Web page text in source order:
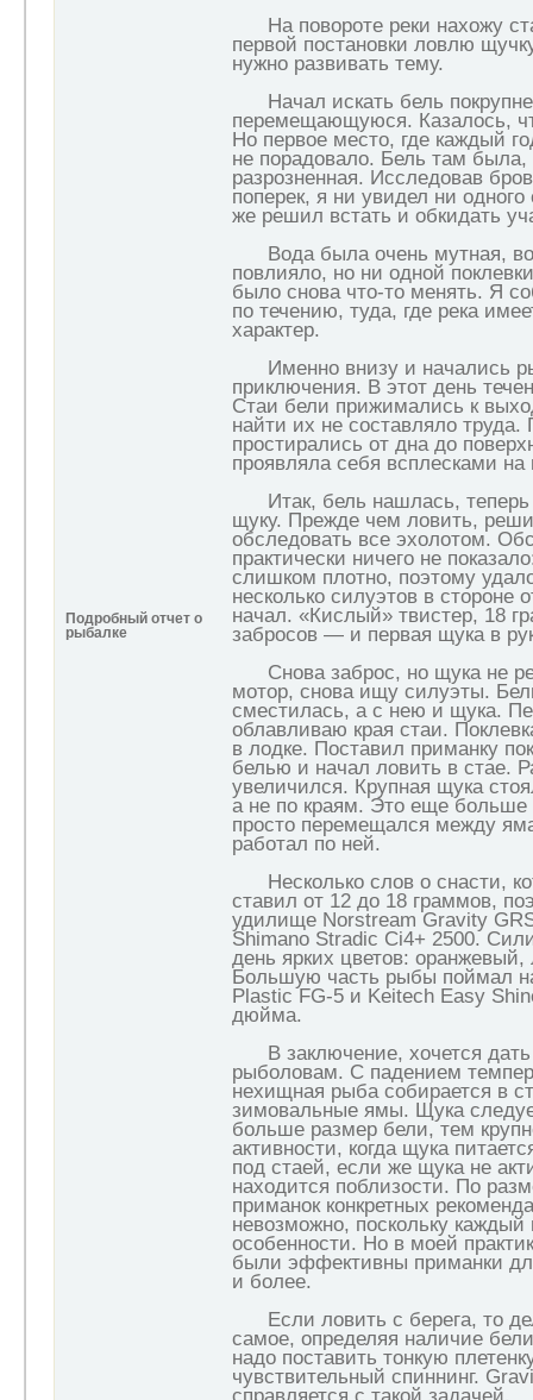
Подробный отчет о
рыбалке
На повороте реки нахожу
первой постановки ловлю
нужно развивать тему.
Начал искать бель
перемещающуюся. Казалось,
Но первое место, где каждый
не порадовало. Бель там была,
разрозненная. Исследовав
поперек, я ни увидел ни
же решил встать и обкидать
Вода была очень мутная,
повлияло, но ни одной
было снова что-то менять. Я
по течению, туда, где река
характер.
Именно внизу и начались
приключения. В этот день
Стаи бели прижимались к
найти их не составляло труда.
простирались от дна до
проявляла себя всплесками на
Итак, бель нашлась, теперь
щуку. Прежде чем ловить,
обследовать все эхолотом.
практически ничего не
слишком плотно, поэтому
несколько силуэтов в стороне
начал. «Кислый» твистер, 18
забросов — и первая щука в
Снова заброс, но щука не
мотор, снова ищу силуэты.
сместилась, а с нею и щука.
облавливаю края стаи.
в лодке. Поставил приманку
белью и начал ловить в стае.
увеличился. Крупная щука
а не по краям. Это еще больше
просто перемещался между
работал по ней.
Несколько слов о снасти,
ставил от 12 до 18 граммов,
удилище Norstream Gravity
Shimano Stradic Ci4+ 2500.
день ярких цветов:
Большую часть рыбы поймал
Plastic FG-5 и Keitech Easy
дюйма.
В заключение, хочется
рыболовам. С падением
нехищная рыба собирается в
зимовальные ямы. Щука
больше размер бели, тем
активности, когда щука
под стаей, если же щука не
находится поблизости. По
приманок конкретных
невозможно, поскольку
особенности. Но в моей
были эффективны приманки
и более.
Если ловить с берега, то
самое, определяя наличие
надо поставить тонкую
чувствительный спиннинг.